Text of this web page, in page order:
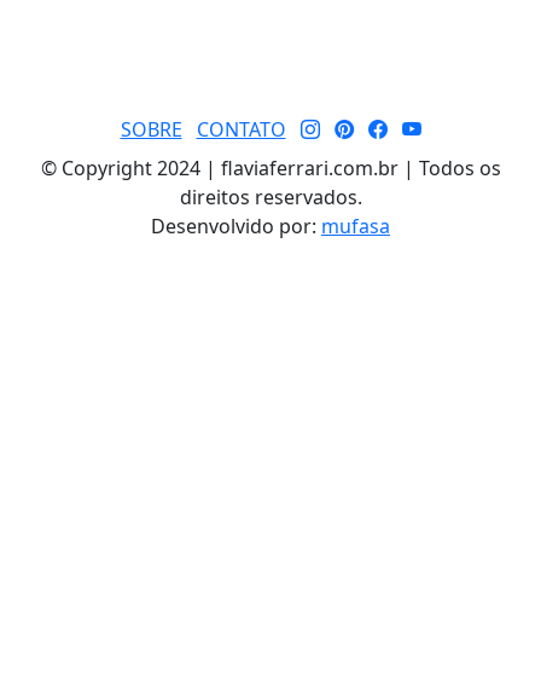
SOBRE
CONTATO
© Copyright 2024 | flaviaferrari.com.br | Todos os
direitos reservados.
Desenvolvido por: mufasa